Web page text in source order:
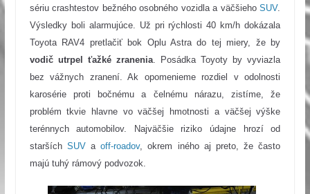
sériu crashtestov bežného osobného vozidla a väčšiehoSUV.
Výsledky boli alarmujúce. Už pri rýchlosti 40 km/h dokázala
Toyota RAV4 pretlačiť bok Oplu Astra do tej miery, že by
vodič utrpel ťažké zranenia.
Posádka Toyoty by vyviazla
bez vážnych zranení.Ak opomenieme rozdiel v odolnosti
karosérie proti bočnému a čelnému nárazu, zistíme, že
problém tkvie hlavne vo väčšej hmotnosti a väčšej výške
terénnych automobilov.
Najväčšie riziko údajne hrozí od
starších SUVaoff-roadov, okrem iného aj preto, že často
majú tuhý rámový podvozok.